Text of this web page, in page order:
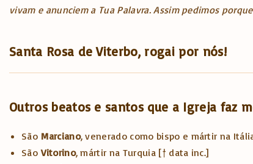
vivam e anunciem a Tua Palavra. Assim pedimos
Santa Rosa de Viterbo, rogai por nós!
Outros beatos e santos que a Igreja faz
São Marciano, venerado como bispo e mártir na
São Vitorino, mártir na Turquia [† data inc.]